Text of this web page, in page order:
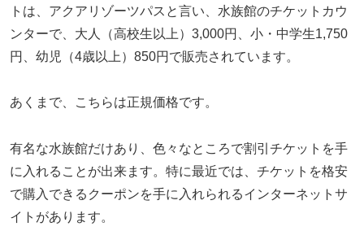
トは、アクアリゾーツパスと言い、水族館のチケットカウ
ンターで、大人（高校生以上）3,000円、小・中学生1,750
円、幼児（4歳以上）850円で販売されています。
あくまで、こちらは正規価格です。
有名な水族館だけあり、色々なところで割引チケットを手
に入れることが出来ます。特に最近では、チケットを格安
で購入できるクーポンを手に入れられるインターネットサ
イトがあります。